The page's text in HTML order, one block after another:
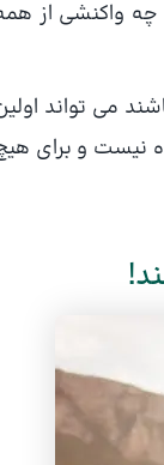
چه واکنشی از
می تواند
نیست و برای